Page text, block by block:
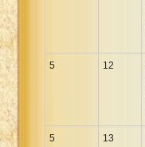
5 12
5 13